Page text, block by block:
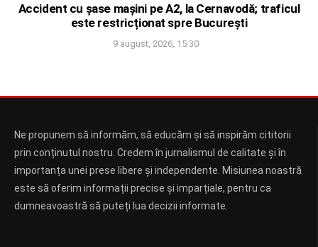
Accident cu șase mașini pe A2, la Cernavodă; traficul
este restricționat spre București
9 august, 2026, 15:30
Ne propunem să informăm, să educăm și să inspirăm cititorii
prin conținutul nostru. Credem în jurnalismul de calitate și în
importanța unei prese libere și independente. Misiunea noastră
este să oferim informații precise și imparțiale, pentru ca
dumneavoastră să puteți lua decizii informate.